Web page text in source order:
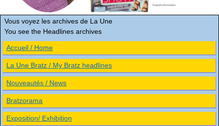
Vous voyez les archives de La Une
You see the Headlines archives
Accueil / Home
La Une Bratz / My Bratz headlines
Nouveautés / News
Bratzorama
Exposition/ Exhibition